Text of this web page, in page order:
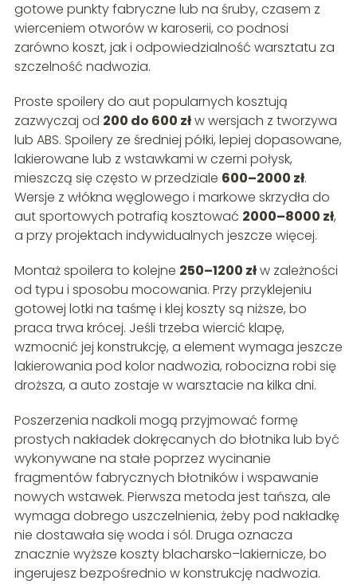
gotowe punkty fabryczne lub na śruby, czasem z
wierceniem otworów w karoserii, co podnosi
zarówno koszt, jak i odpowiedzialność warsztatu za
szczelność nadwozia.
Proste spoilery do aut popularnych kosztują
zazwyczaj od 200 do 600 złw wersjach z tworzywa
lub ABS. Spoilery ze średniej półki, lepiej dopasowane,
lakierowane lub z wstawkami w czerni połysk,
mieszczą się często w przedziale 600–2000 zł.
Wersje z włókna węglowego i markowe skrzydła do
aut sportowych potrafią kosztować 2000–8000 zł,
a przy projektach indywidualnych jeszcze więcej.
Montaż spoilera to kolejne 250–1200 złw zależności
od typu i sposobu mocowania. Przy przyklejeniu
gotowej lotki na taśmę i klej koszty są niższe, bo
praca trwa krócej. Jeśli trzeba wiercić klapę,
wzmocnić jej konstrukcję, a element wymaga jeszcze
lakierowania pod kolor nadwozia, robocizna robi się
droższa, a auto zostaje w warsztacie na kilka dni.
Poszerzenia nadkoli mogą przyjmować formę
prostych nakładek dokręcanych do błotnika lub być
wykonywane na stałe poprzez wycinanie
fragmentów fabrycznych błotników i wspawanie
nowych wstawek. Pierwsza metoda jest tańsza, ale
wymaga dobrego uszczelnienia, żeby pod nakładkę
nie dostawała się woda i sól. Druga oznacza
znacznie wyższe koszty blacharsko–lakiernicze, bo
ingerujesz bezpośrednio w konstrukcję nadwozia.